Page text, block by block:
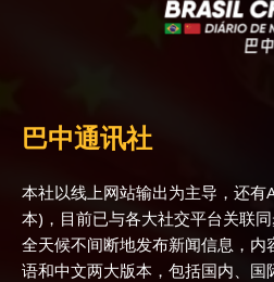
巴中通讯社
本社以线上网站输出为主导，还有
本)，目前已与各大社交平台关联
全天候不间断地发布新闻信息，
语和中文两大版本，包括国内、国